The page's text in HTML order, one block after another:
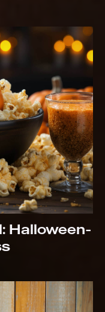
Halloween-